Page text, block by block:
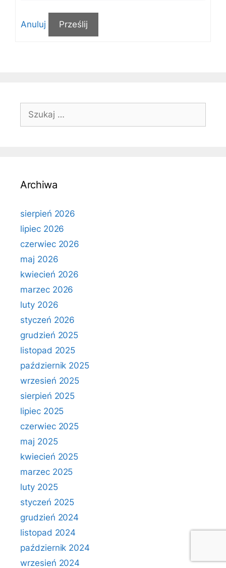
Anuluj Prześlij
Szukaj:
Archiwa
sierpień 2026
lipiec 2026
czerwiec 2026
maj 2026
kwiecień 2026
marzec 2026
luty 2026
styczeń 2026
grudzień 2025
listopad 2025
październik 2025
wrzesień 2025
sierpień 2025
lipiec 2025
czerwiec 2025
maj 2025
kwiecień 2025
marzec 2025
luty 2025
styczeń 2025
grudzień 2024
listopad 2024
październik 2024
wrzesień 2024